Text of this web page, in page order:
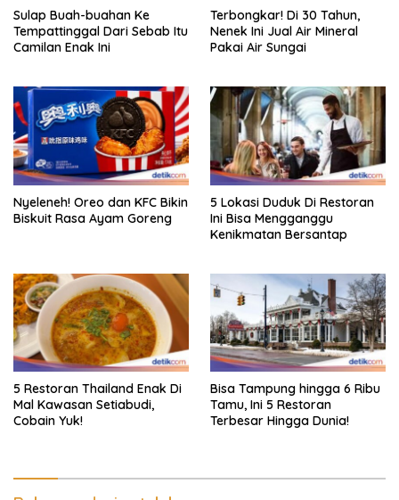
Sulap Buah-buahan Ke
Tempattinggal Dari Sebab Itu
Camilan Enak Ini
Terbongkar! Di 30 Tahun,
Nenek Ini Jual Air Mineral
Pakai Air Sungai
Nyeleneh! Oreo dan KFC Bikin
Biskuit Rasa Ayam Goreng
5 Lokasi Duduk Di Restoran
Ini Bisa Mengganggu
Kenikmatan Bersantap
5 Restoran Thailand Enak Di
Mal Kawasan Setiabudi,
Cobain Yuk!
Bisa Tampung hingga 6 Ribu
Tamu, Ini 5 Restoran
Terbesar Hingga Dunia!